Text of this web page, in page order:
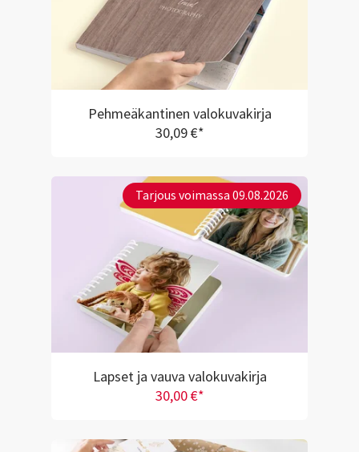
Pehmeäkantinen valokuvakirja
30,09 €*
Tarjous voimassa 09.08.2026
Lapset ja vauva valokuvakirja
30,00 €*